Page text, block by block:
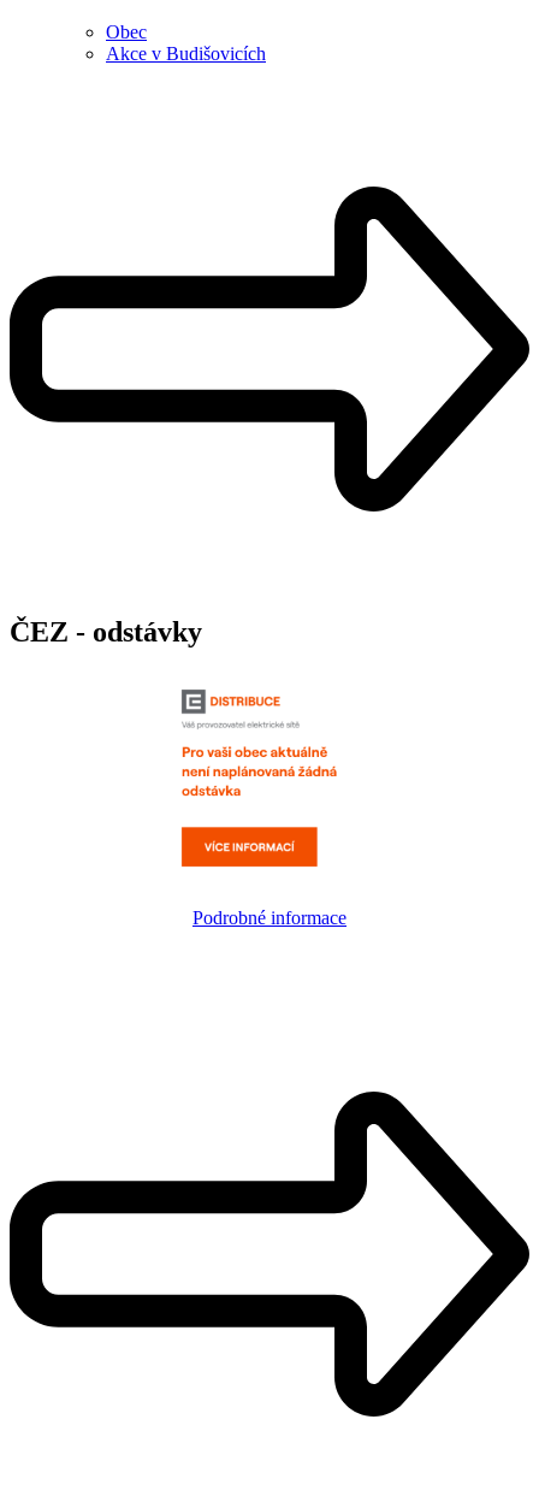
Obec
Akce v Budišovicích
ČEZ - odstávky
Podrobné informace